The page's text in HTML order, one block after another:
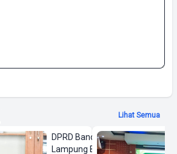
Lihat Semua
DPRD Bandar
Lampung Beri